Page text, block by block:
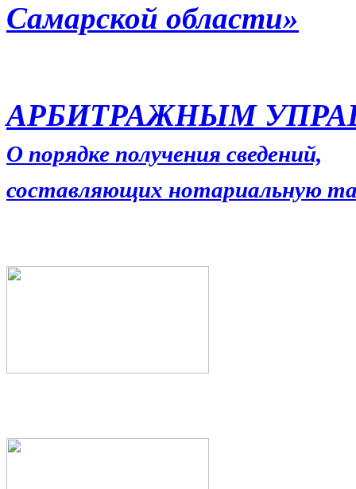
Самарской области»
АРБИТРАЖНЫМ
О порядке получения сведений,
составляющих нотариальную